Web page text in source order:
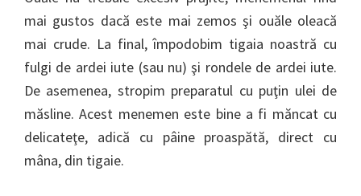
mai gustos dacă este mai zemos şi ouăle oleacă
mai crude. La final, împodobim tigaia noastră cu
fulgi de ardei iute (sau nu) şi rondele de ardei iute.
De asemenea, stropim preparatul cu puţin ulei de
măsline. Acest menemen este bine a fi măncat cu
delicateţe, adică cu pâine proaspătă, direct cu
mâna, din tigaie.